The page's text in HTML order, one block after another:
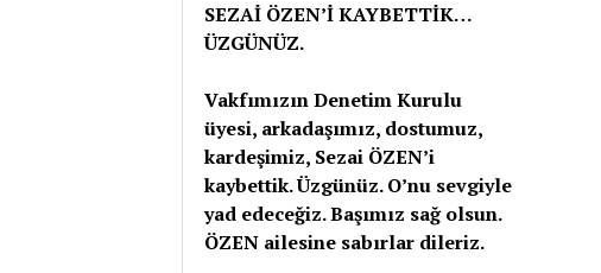
SEZAİ ÖZEN’İ KAYBETTİK…
ÜZGÜNÜZ.
Vakfımızın Denetim Kurulu
üyesi, arkadaşımız, dostumuz,
kardeşimiz, Sezai ÖZEN’i
kaybettik. Üzgünüz. O’nu sevgiyle
yad edeceğiz. Başımız sağ olsun.
ÖZEN ailesine sabırlar dileriz.